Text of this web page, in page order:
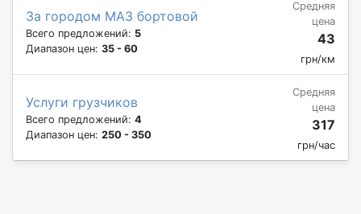
За городом МАЗ бортовой
Всего предложений: 5
Диапазон цен: 35 - 60
Средняя
цена
43
грн/км
Услуги грузчиков
Всего предложений: 4
Диапазон цен: 250 - 350
Средняя
цена
317
грн/час